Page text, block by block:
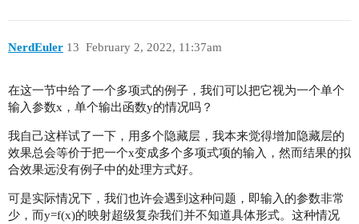
NerdEuler February 2, 2022, 11:37am
13
在这一节中给了一个多项式的例子，我们可以把它视为一个单个
输入参数x，单个输出函数y的情况吗？
我自己这样试了一下，用多个隐藏层，我本来觉得增加隐藏层的
效果总会等价于把一个x变成多个多项式项的输入，然而结果的拟
合效果远没有例子中的处理方式好。
可是实际情况下，我们也许会遇到这种问题，即输入的参数非常
少，而y=f(x)的映射超级复杂我们并不知道具体形式。这种情况